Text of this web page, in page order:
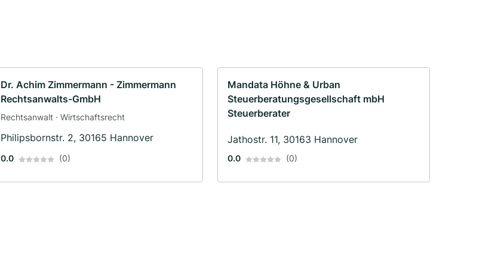
Dr. Achim Zimmermann - Zimmermann
Rechtsanwalts-GmbH
Rechtsanwalt · Wirtschaftsrecht
Philipsbornstr. 2, 30165 Hannover
0.0 (0)
Mandata Höhne & Urban
Steuerberatungsgesellschaft mbH
Steuerberater
Jathostr. 11, 30163 Hannover
0.0 (0)